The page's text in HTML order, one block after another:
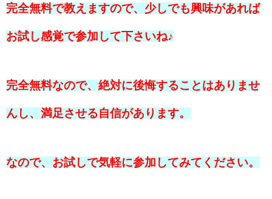
完全無料で教えますので、少しでも興味があれば
お試し感覚で参加して下さいね♪
完全無料なので、絶対に後悔することはありませ
んし、満足させる自信があります。
なので、お試しで気軽に参加してみてください。